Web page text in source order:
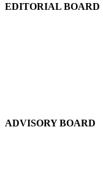
EDITORIAL BOARD
ADVISORY BOARD